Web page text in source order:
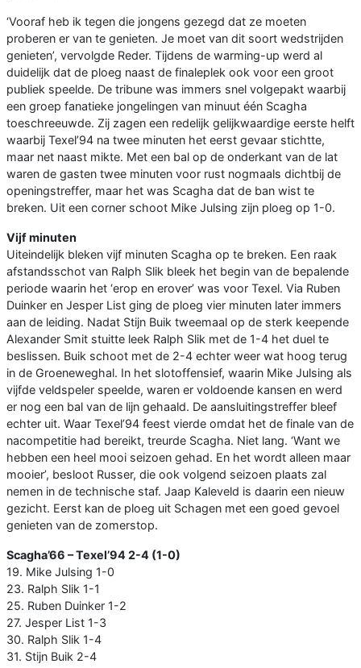
‘Vooraf heb ik tegen die jongens gezegd dat ze moeten
proberen er van te genieten. Je moet van dit soort wedstrijden
genieten’, vervolgde Reder. Tijdens de warming-up werd al
duidelijk dat de ploeg naast de finaleplek ook voor een groot
publiek speelde. De tribune was immers snel volgepakt waarbij
een groep fanatieke jongelingen van minuut één Scagha
toeschreeuwde. Zij zagen een redelijk gelijkwaardige eerste helft
waarbij Texel’94 na twee minuten het eerst gevaar stichtte,
maar net naast mikte. Met een bal op de onderkant van de lat
waren de gasten twee minuten voor rust nogmaals dichtbij de
openingstreffer, maar het was Scagha dat de ban wist te
breken. Uit een corner schoot Mike Julsing zijn ploeg op 1-0.
Vijf minuten
Uiteindelijk bleken vijf minuten Scagha op te breken. Een raak
afstandsschot van Ralph Slik bleek het begin van de bepalende
periode waarin het ‘erop en erover’ was voor Texel. Via Ruben
Duinker en Jesper List ging de ploeg vier minuten later immers
aan de leiding. Nadat Stijn Buik tweemaal op de sterk keepende
Alexander Smit stuitte leek Ralph Slik met de 1-4 het duel te
beslissen. Buik schoot met de 2-4 echter weer wat hoog terug
in de Groeneweghal. In het slotoffensief, waarin Mike Julsing als
vijfde veldspeler speelde, waren er voldoende kansen en werd
er nog een bal van de lijn gehaald. De aansluitingstreffer bleef
echter uit. Waar Texel’94 feest vierde omdat het de finale van de
nacompetitie had bereikt, treurde Scagha. Niet lang. ‘Want we
hebben een heel mooi seizoen gehad. En het wordt alleen maar
mooier’, besloot Russer, die ook volgend seizoen plaats zal
nemen in de technische staf. Jaap Kaleveld is daarin een nieuw
gezicht. Eerst kan de ploeg uit Schagen met een goed gevoel
genieten van de zomerstop.
Scagha’66 – Texel’94 2-4 (1-0)
19. Mike Julsing 1-0
23. Ralph Slik 1-1
25. Ruben Duinker 1-2
27. Jesper List 1-3
30. Ralph Slik 1-4
31. Stijn Buik 2-4